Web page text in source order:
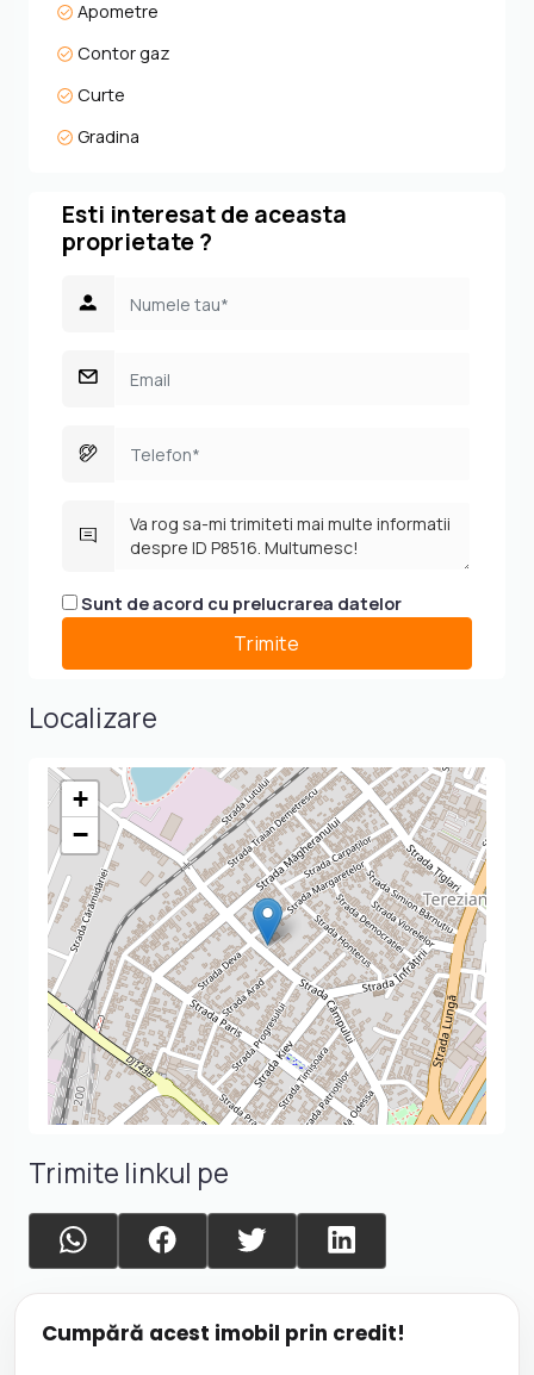
Apometre
Contor gaz
Curte
Gradina
Esti interesat de aceasta
proprietate ?
Sunt de acord cu prelucrarea datelor
Localizare
+
−
Trimite linkul pe
Cumpără acest imobil prin credit!